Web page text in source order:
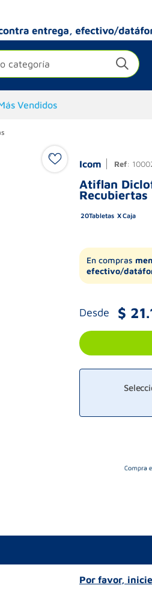
categoría
Vendidos
Icom Ref:
Atiflan
Recubiertas
20Tabletas Caja
En compras
efectivo/
Desde $ 21.
Por favor,